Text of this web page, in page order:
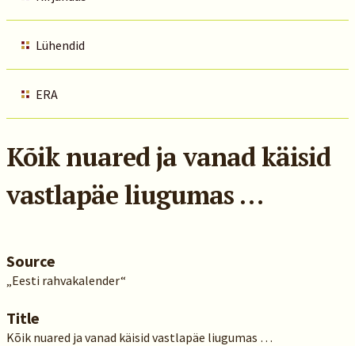
Lühendid
ERA
Kõik nuared ja vanad käisid
vastlapäe liugumas …
Source
„Eesti rahvakalender“
Title
Kõik nuared ja vanad käisid vastlapäe liugumas …